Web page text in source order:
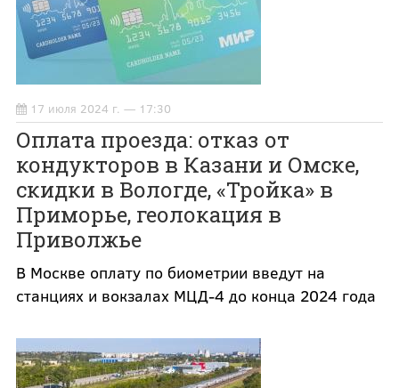
17 июля 2024 г. — 17:30
Оплата проезда: отказ от
кондукторов в Казани и Омске,
скидки в Вологде, «Тройка» в
Приморье, геолокация в
Приволжье
В Москве оплату по биометрии введут на
станциях и вокзалах МЦД-4 до конца 2024 года